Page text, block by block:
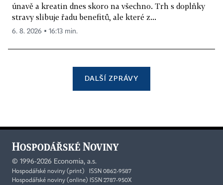
únavě a kreatin dnes skoro na všechno. Trh s doplňky
stravy slibuje řadu benefitů, ale které z...
6. 8. 2026 ▪ 16:13 min.
DALŠÍ ZPRÁVY
© 1996-2026 Economia, a.s.
Hospodářské noviny (print) ISSN 0862-9587
Hospodářské noviny (online) ISSN 2787-950X